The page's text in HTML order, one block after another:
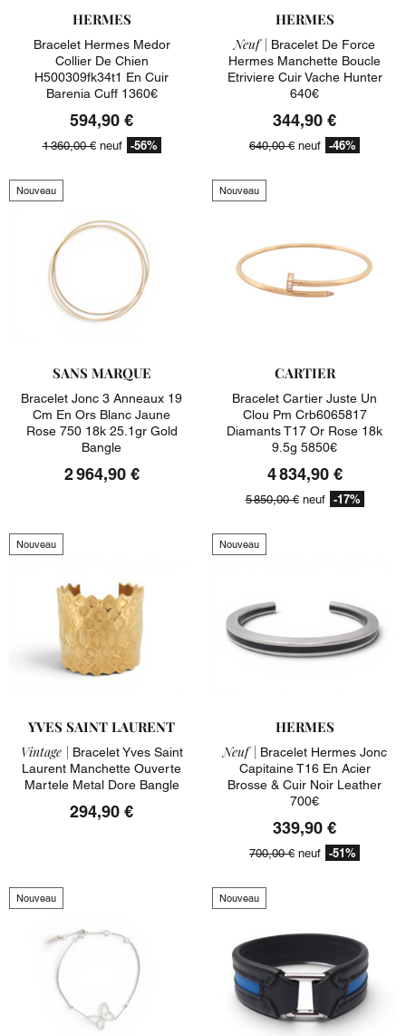
HERMES
Bracelet Hermes Medor
Collier De Chien
H500309fk34t1 En Cuir
Barenia Cuff 1360€
594,90 €
1 360,00 €neuf -56%
HERMES
Neuf | Bracelet De Force
Hermes Manchette Boucle
Etriviere Cuir Vache Hunter
640€
344,90 €
640,00 € neuf -46%
Nouveau
SANS MARQUE
Bracelet Jonc 3 Anneaux 19
Cm En Ors Blanc Jaune
Rose 750 18k 25.1gr Gold
Bangle
2 964,90 €
Nouveau
CARTIER
Bracelet Cartier Juste Un
Clou Pm Crb6065817
Diamants T17 Or Rose 18k
9.5g 5850€
4 834,90 €
5 850,00 €neuf -17%
Nouveau
YVES SAINT LAURENT
Vintage | Bracelet Yves Saint
Laurent Manchette Ouverte
Martele Metal Dore Bangle
294,90 €
Nouveau
HERMES
Neuf | Bracelet Hermes Jonc
Capitaine T16 En Acier
Brosse & Cuir Noir Leather
700€
339,90 €
700,00 € neuf -51%
Nouveau Nouveau